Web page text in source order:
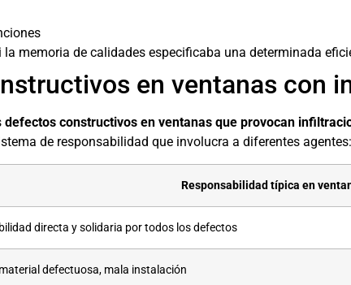
memoria de calidades especificaba una determinada
en ventanas con
defectos constructivos en ventanas que provocan
de responsabilidad que involucra a diferentes agentes:
Responsabilidad típica en
directa y solidaria por todos los defectos
defectuosa, mala instalación